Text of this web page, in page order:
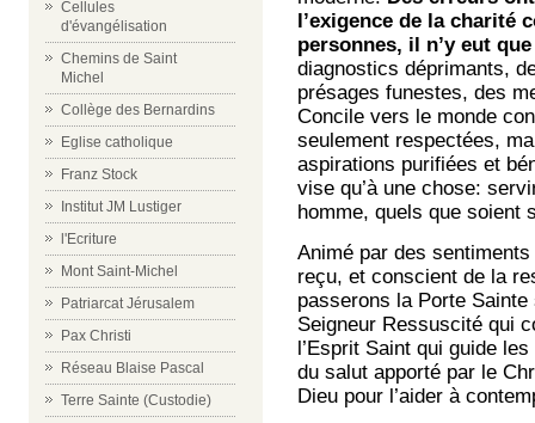
Cellules
d'évangélisation
Chemins de Saint
Michel
Collège des Bernardins
Eglise catholique
Franz Stock
Institut JM Lustiger
l'Ecriture
Mont Saint-Michel
Patriarcat Jérusalem
Pax Christi
Réseau Blaise Pascal
Terre Sainte (Custodie)
l’exigence de la charité
personnes, il n’y eut
diagnostics déprimants,
présages funestes, des
Concile vers le monde
seulement respectées,
aspirations purifiées et
vise qu’à une chose:
homme, quels que soient
Animé par des
reçu, et conscient de la
passerons la Porte
Seigneur Ressuscité qui
l’Esprit Saint qui guide
du salut apporté par le
Dieu pour l’aider à